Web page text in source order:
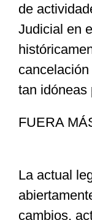
de
Judicial en
tan idóneas
FUERA
La actual
cambios,